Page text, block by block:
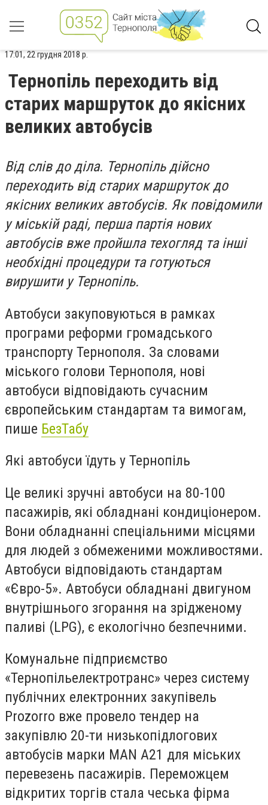
17:01, 22 грудня 2018 р.
Тернопіль переходить від
старих маршруток до якісних
великих автобусів
Від слів до діла. Тернопіль дійсно
переходить від старих маршруток до
якісних великих автобусів. Як повідомили
у міській раді, перша партія нових
автобусів вже пройшла техогляд та інші
необхідні процедури та готуються
вирушити у Тернопіль.
Автобуси закуповуються в рамках
програми реформи громадського
транспорту Тернополя. За словами
міського голови Тернополя, нові
автобуси відповідають сучасним
європейським стандартам та вимогам,
пише БезТабу
Які автобуси їдуть у Тернопіль
Це великі зручні автобуси на 80-100
пасажирів, які обладнані кондиціонером.
Вони обладнанні спеціальними місцями
для людей з обмеженими можливостями.
Автобуси відповідають стандартам
«Євро-5». Автобуси обладнані двигуном
внутрішнього згорання на зрідженому
паливі (LPG), є екологічно безпечними.
Комунальне підприємство
«Тернопільелектротранс» через систему
публічних електронних закупівель
Prozorro вже провело тендер на
закупівлю 20-ти низькопідлогових
автобусів марки MAN A21 для міських
перевезень пасажирів. Переможцем
відкритих торгів стала чеська фірма